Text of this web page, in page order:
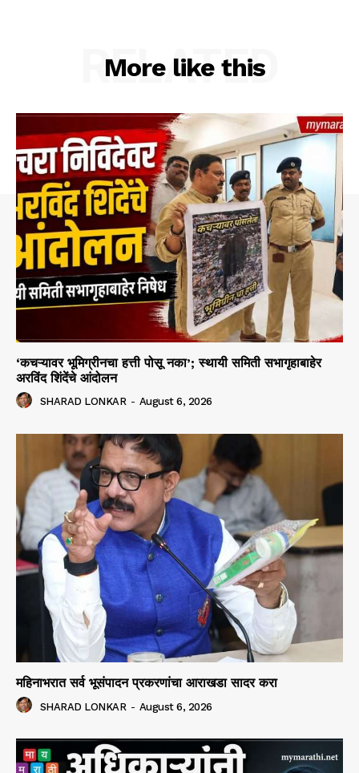
More like this
RELATED
‘कचऱ्यावर भूमिग्रीनचा हत्ती पोसू नका’; स्थायी समिती सभागृहाबाहेर
अरविंद शिंदेंचे आंदोलन
SHARAD LONKAR - August 6, 2026
महिनाभरात सर्व भूसंपादन प्रकरणांचा आराखडा सादर करा
SHARAD LONKAR - August 6, 2026